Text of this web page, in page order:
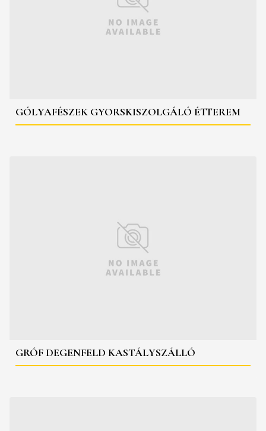
GÓLYAFÉSZEK GYORSKISZOLGÁLÓ ÉTTEREM
GRÓF DEGENFELD KASTÁLYSZÁLLÓ